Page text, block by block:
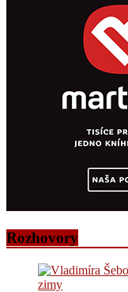
Rozhovory